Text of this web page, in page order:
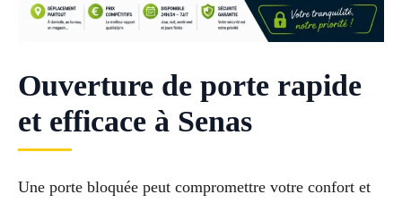
Ouverture de porte rapide
et efficace à Senas
Une porte bloquée peut compromettre votre confort et